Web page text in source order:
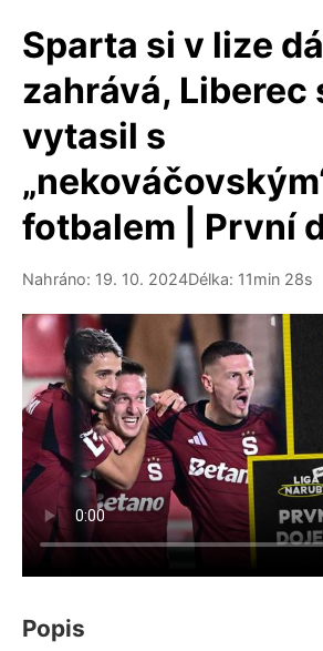
Sparta si v lize
zahrává, Liberec
vytasil s
fotbalem | První
Nahráno: 19. 10. 2024Délka: 11min 28s
Popis